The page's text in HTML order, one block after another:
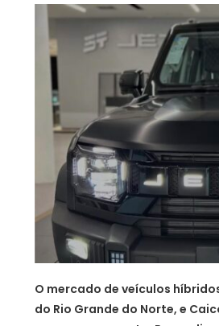
O mercado de veículos
do Rio Grande do Norte, e